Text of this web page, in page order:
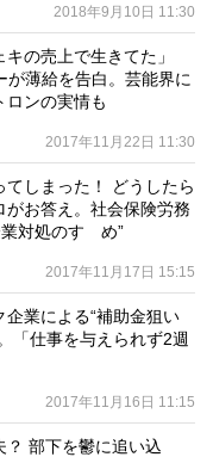
2018年9月10日 11:30
キの売上で生きてた」
薄給を告白。芸能界に
ロンの実情も
2017年11月22日 11:30
てしまった！ どうしたら
がお答え。社会保険労務
対処のすゝめ”
2017年11月17日 15:15
企業による“補助金狙い
「仕事を与えられず2週
2017年11月16日 11:15
？ 部下を鬱に追い込